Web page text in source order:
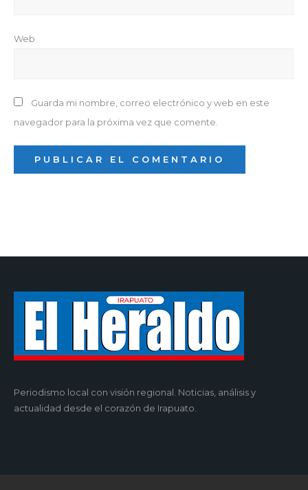
Web
Guarda mi nombre, correo electrónico y web en este
navegador para la próxima vez que comente.
Periodismo local con visión regional. Noticias, análisis y
actualidad desde el corazón de Irapuato.